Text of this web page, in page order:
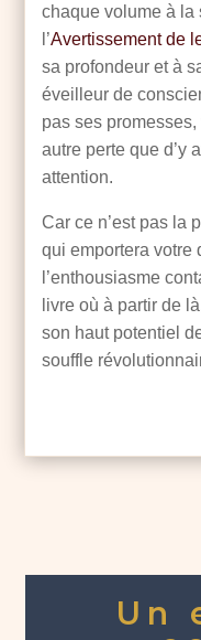
chaque volume à la
l’Avertissement de
sa profondeur et à
éveilleur de
pas ses
autre perte que d’y
attention.
Car ce n’est pas la
qui emportera votre
l’enthousiasme
livre où à partir de
son haut potentiel
souffle
Un